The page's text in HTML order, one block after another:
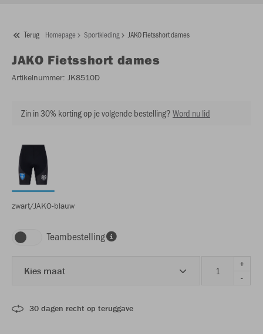
Terug Homepage Sportkleding JAKO Fietsshort dames
JAKO Fietsshort dames
Artikelnummer: JK8510D
Zin in 30% korting op je volgende bestelling?Word nu lid
zwart/JAKO-blauw
Teambestelling
Kies maat
+
-
30 dagen recht op teruggave